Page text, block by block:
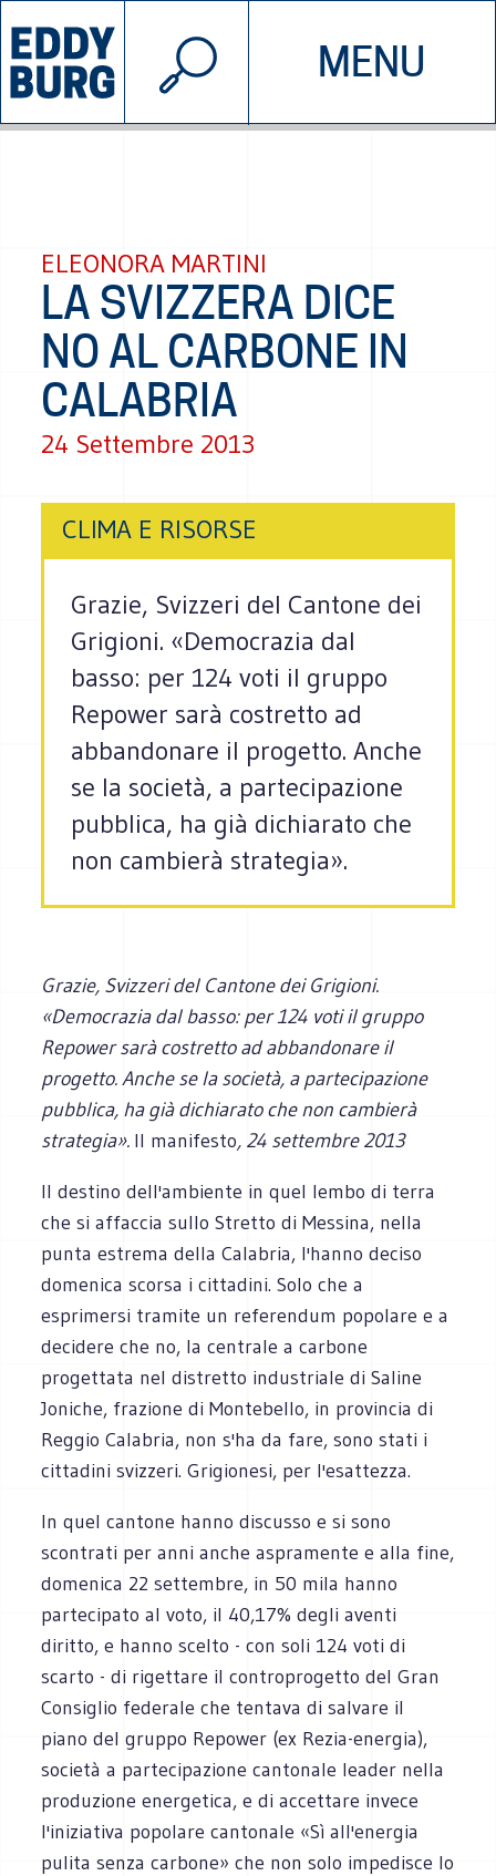
MENU
INIZIATIVE CHI SIAMO
© 2026 EDDYBURG
ELEONORA MARTINI
LA SVIZZERA DICE
NO AL CARBONE IN
CALABRIA
24 Settembre 2013
CLIMA E RISORSE
Grazie, Svizzeri del Cantone dei
Grigioni. «Democrazia dal
basso: per 124 voti il gruppo
Repower sarà costretto ad
abbandonare il progetto. Anche
se la società, a partecipazione
pubblica, ha già dichiarato che
non cambierà strategia».
Grazie, Svizzeri del Cantone dei Grigioni.
«Democrazia dal basso: per 124 voti il gruppo
Repower sarà costretto ad abbandonare il
progetto. Anche se la società, a partecipazione
pubblica, ha già dichiarato che non cambierà
strategia». Il manifesto, 24 settembre 2013
Il destino dell'ambiente in quel lembo di terra
che si affaccia sullo Stretto di Messina, nella
punta estrema della Calabria, l'hanno deciso
domenica scorsa i cittadini. Solo che a
esprimersi tramite un referendum popolare e a
decidere che no, la centrale a carbone
progettata nel distretto industriale di Saline
Joniche, frazione di Montebello, in provincia di
Reggio Calabria, non s'ha da fare, sono stati i
cittadini svizzeri. Grigionesi, per l'esattezza.
In quel cantone hanno discusso e si sono
scontrati per anni anche aspramente e alla fine,
domenica 22 settembre, in 50 mila hanno
partecipato al voto, il 40,17% degli aventi
diritto, e hanno scelto - con soli 124 voti di
scarto - di rigettare il controprogetto del Gran
Consiglio federale che tentava di salvare il
piano del gruppo Repower (ex Rezia-energia),
società a partecipazione cantonale leader nella
produzione energetica, e di accettare invece
l'iniziativa popolare cantonale «Sì all'energia
pulita senza carbone» che non solo impedisce lo